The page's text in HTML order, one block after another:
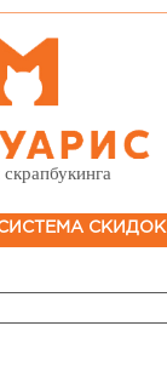
СКИДОК